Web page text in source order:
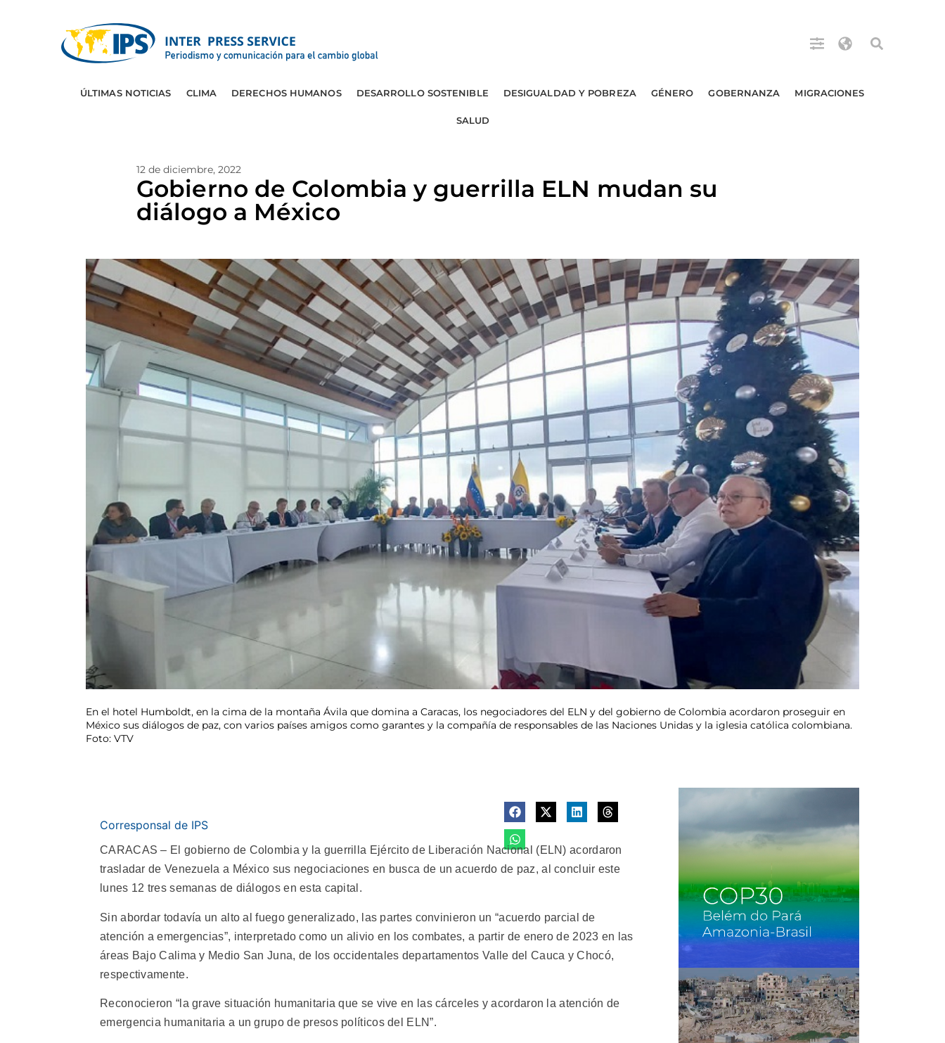
ÚLTIMAS NOTICIAS CLIMA DERECHOS HUMANOS DESARROLLO SOSTENIBLE DESIGUALDAD Y POBREZA GÉNERO GOBERNANZA MIGRACIONES
SALUD
12 de diciembre, 2022
Gobierno de Colombia y guerrilla ELN mudan su
diálogo a México
En el hotel Humboldt, en la cima de la montaña Ávila que domina a Caracas, los negociadores del ELN y del gobierno de Colombia acordaron proseguir en
México sus diálogos de paz, con varios países amigos como garantes y la compañía de responsables de las Naciones Unidas y la iglesia católica colombiana.
Foto: VTV
Corresponsal de IPS
CARACAS – El gobierno de Colombia y la guerrilla Ejército de Liberación Nacional (ELN) acordaron
trasladar de Venezuela a México sus negociaciones en busca de un acuerdo de paz, al concluir este
lunes 12 tres semanas de diálogos en esta capital.
Sin abordar todavía un alto al fuego generalizado, las partes convinieron un “acuerdo parcial de
atención a emergencias”, interpretado como un alivio en los combates, a partir de enero de 2023 en las
áreas Bajo Calima y Medio San Juna, de los occidentales departamentos Valle del Cauca y Chocó,
respectivamente.
Reconocieron “la grave situación humanitaria que se vive en las cárceles y acordaron la atención de
emergencia humanitaria a un grupo de presos políticos del ELN”.